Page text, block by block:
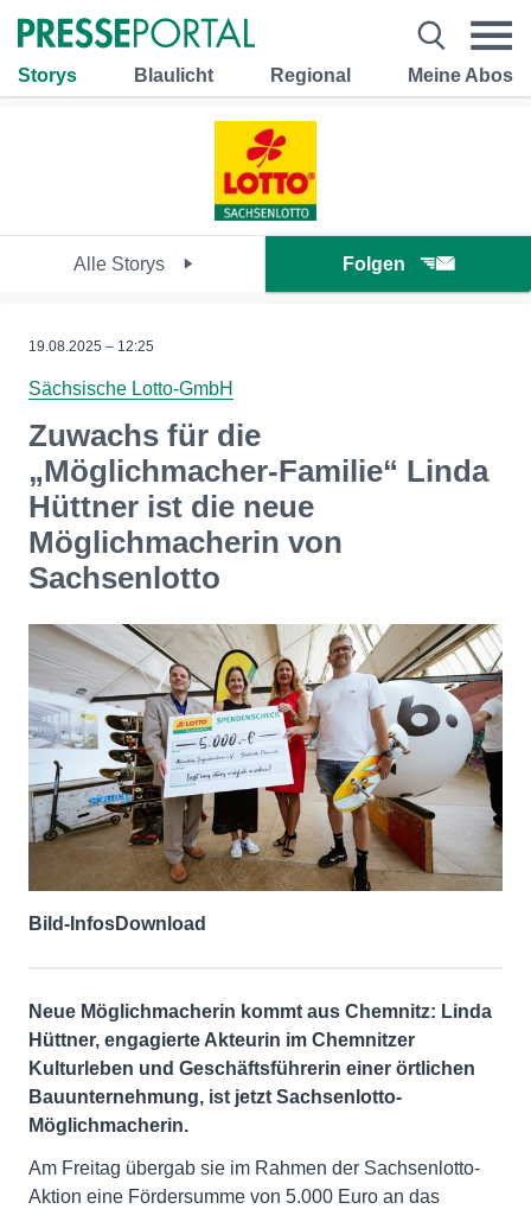
Storys Blaulicht Regional Meine Abos
Alle Storys Folgen
19.08.2025 – 12:25
Sächsische Lotto-GmbH
Zuwachs für die
„Möglichmacher-Familie“ Linda
Hüttner ist die neue
Möglichmacherin von
Sachsenlotto
Bild-InfosDownload
Neue Möglichmacherin kommt aus Chemnitz: Linda
Hüttner, engagierte Akteurin im Chemnitzer
Kulturleben und Geschäftsführerin einer örtlichen
Bauunternehmung, ist jetzt Sachsenlotto-
Möglichmacherin.
Am Freitag übergab sie im Rahmen der Sachsenlotto-
Aktion eine Fördersumme von 5.000 Euro an das